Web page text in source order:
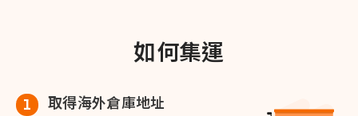
如何集運
1 取得海外倉庫地址